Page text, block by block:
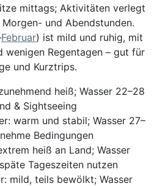
mittags; Aktivitäten verlegt
und Abendstunden.
Februar) ist mild und ruhig, mit
wenigen Regentagen – gut für
und Kurztrips.
heiß; Wasser 22–28
& Sightseeing
warm und stabil; Wasser 27–
Bedingungen
heiß an Land; Wasser
Tageszeiten nutzen
mild, teils bewölkt; Wasser